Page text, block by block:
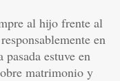
al hijo frente al
en
estuve en
matrimonio y